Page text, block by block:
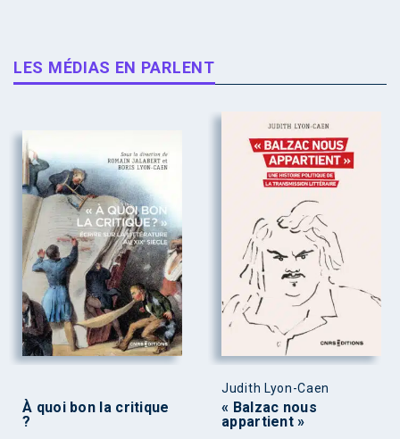
LES MÉDIAS EN PARLENT
À quoi bon la critique
?
Judith Lyon-Caen
« Balzac nous
appartient »